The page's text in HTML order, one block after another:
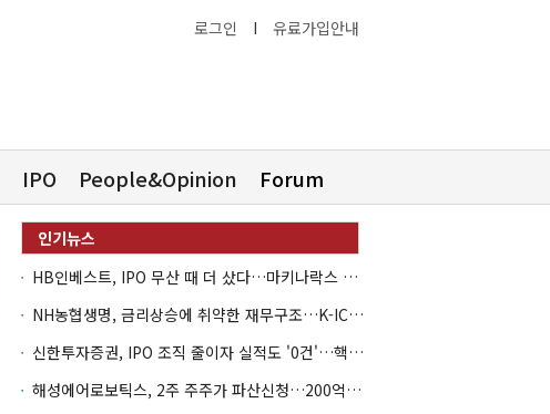
로그인 I 유료가입안내
IPO People&Opinion Forum
HB인베스트, IPO 무산 때 더 샀다…마키나락스 투자 2.7배 회수
NH농협생명, 금리상승에 취약한 재무구조…K-ICS 변동성 '주의보'
신한투자증권, IPO 조직 줄이자 실적도 '0건'…핵심 인력까지 이탈
해성에어로보틱스, 2주 주주가 파산신청…200억 CB 분쟁 확산